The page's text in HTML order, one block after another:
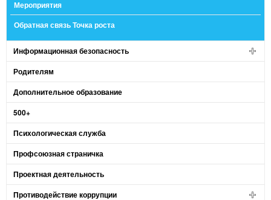
Мероприятия
Обратная связь Точка роста
Информационная безопасность
Родителям
Дополнительное образование
500+
Психологическая служба
Профсоюзная страничка
Проектная деятельность
Противодействие коррупции